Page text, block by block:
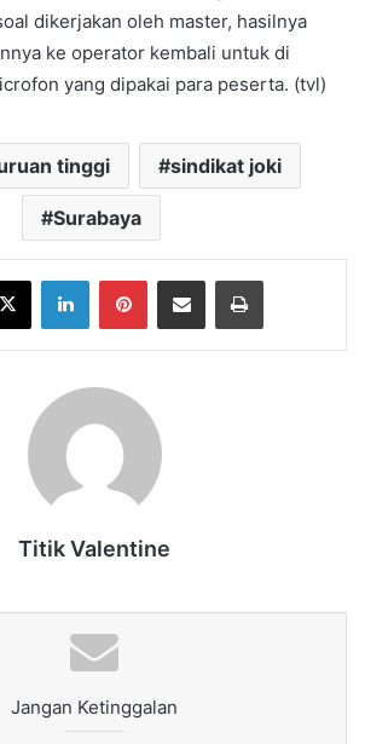
dikerjakan oleh master, hasilnya
ke operator kembali untuk di
yang dipakai para peserta. (tvl)
tinggi sindikat joki
Surabaya
X LinkedInPinterestShare via Email Print
Titik Valentine
Jangan Ketinggalan